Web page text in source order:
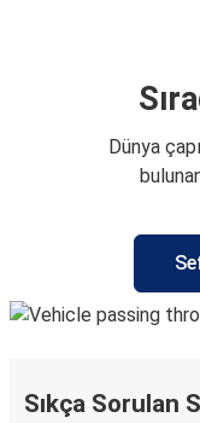
Dünya
Sıkça Sorulan